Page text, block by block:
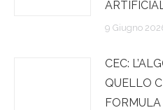
9 Giugno
CEC:
QUELLO
FORMULA